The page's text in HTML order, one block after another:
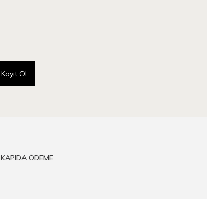
Kayıt Ol
KAPIDA ÖDEME